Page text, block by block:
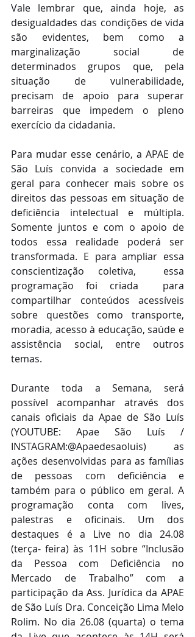
Vale lembrar que, ainda hoje, as
desigualdades das condições de vida
são evidentes, bem como a
marginalização social de
determinados grupos que, pela
situação de vulnerabilidade,
precisam de apoio para superar
barreiras que impedem o pleno
exercício da cidadania.
Para mudar esse cenário, a APAE de
São Luís convida a sociedade em
geral para conhecer mais sobre os
direitos das pessoas em situação de
deficiência intelectual e múltipla.
Somente juntos e com o apoio de
todos essa realidade poderá ser
transformada. E para ampliar essa
conscientização coletiva,  essa
programação foi criada  para
compartilhar conteúdos acessíveis
sobre questões como transporte,
moradia, acesso à educação, saúde e
assistência social, entre outros
temas.
Durante toda a Semana, será
possível acompanhar através dos
canais oficiais da Apae de São Luís
(YOUTUBE: Apae São Luís /
INSTAGRAM:@Apaedesaoluis) as
ações desenvolvidas para as famílias
de pessoas com deficiência e
também para o público em geral. A
programação conta com lives,
palestras e oficinais. Um dos
destaques é a Live no dia 24.08
(terça- feira) às 11H sobre “Inclusão
da Pessoa com Deficiência no
Mercado de Trabalho” com a
participação da Ass. Jurídica da APAE
de São Luís Dra. Conceição Lima Melo
Rolim. No dia 26.08 (quarta) o tema